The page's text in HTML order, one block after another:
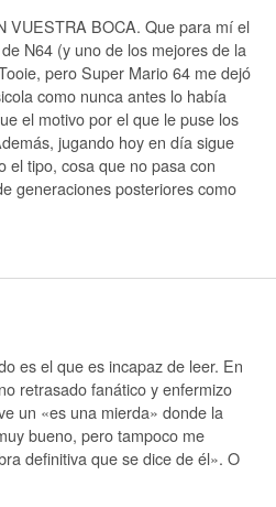
VUESTRA BOCA. Que para mí el
N64 (y uno de los mejores de la
pero Super Mario 64 me dejó
como nunca antes lo había
el motivo por el que le puse los
jugando hoy en día sigue
el tipo, cosa que no pasa con
generaciones posteriores como
es el que es incapaz de leer. En
retrasado fanático y enfermizo
un «es una mierda» donde la
bueno, pero tampoco me
definitiva que se dice de él». O